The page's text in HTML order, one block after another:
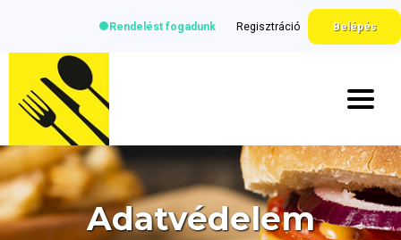
Rendelést fogadunk Regisztráció Belépés
Adatvédelem